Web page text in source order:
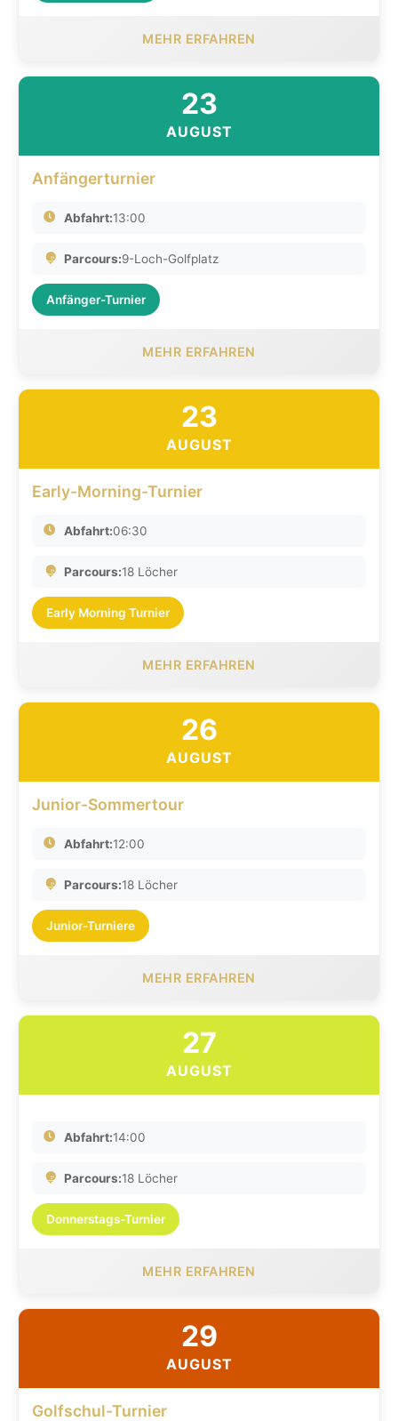
MEHR ERFAHREN
23
AUGUST
Anfängerturnier
Abfahrt:13:00
Parcours:9-Loch-Golfplatz
Anfänger-Turnier
MEHR ERFAHREN
23
AUGUST
Early-Morning-Turnier
Abfahrt:06:30
Parcours:18 Löcher
Early Morning Turnier
MEHR ERFAHREN
26
AUGUST
Junior-Sommertour
Abfahrt:12:00
Parcours:18 Löcher
Junior-Turniere
MEHR ERFAHREN
27
AUGUST
Abfahrt:14:00
Parcours:18 Löcher
Donnerstags-Turnier
MEHR ERFAHREN
29
AUGUST
Golfschul-Turnier